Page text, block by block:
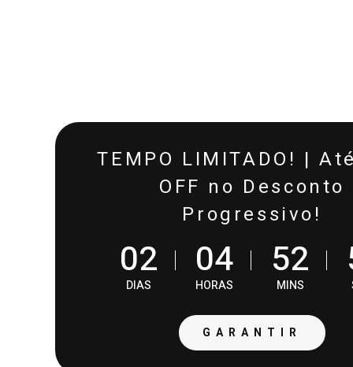
TEMPO LIMITADO! |
OFF no Desconto
Progressivo!
02
DIAS
04
HORAS
52
MINS
GARANTIR